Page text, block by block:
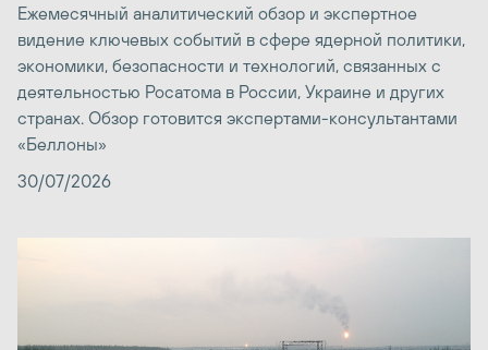
Ежемесячный аналитический обзор и экспертное
видение ключевых событий в сфере ядерной политики,
экономики, безопасности и технологий, связанных с
деятельностью Росатома в России, Украине и других
странах. Обзор готовится экспертами-консультантами
«Беллоны»
30/07/2026